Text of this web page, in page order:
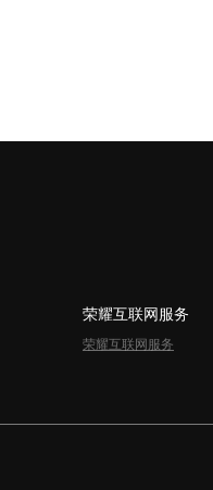
荣耀互联网服务
荣耀互联网服务